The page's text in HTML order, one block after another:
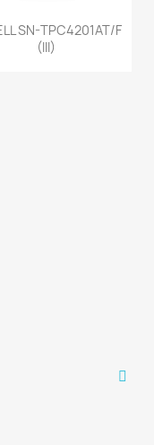
SN-TPC4201AT/F
(III)